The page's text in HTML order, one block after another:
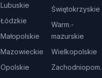
Lubuskie
Łódzkie
Małopolskie
Mazowieckie
Opolskie
Świętokrzyskie
Warm.-
mazurskie
Wielkopolskie
Zachodniopom.